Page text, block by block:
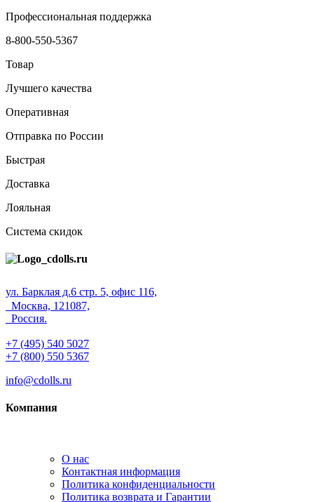
Профессиональная поддержка
8-800-550-5367
Товар
Лучшего качества
Оперативная
Отправка по России
Быстрая
Доставка
Лояльная
Система скидок
ул. Барклая д.6 стр. 5, офис 116,
Москва, 121087,
Россия.
+7 (495) 540 5027
+7 (800) 550 5367
info@cdolls.ru
Компания
О нас
Контактная информация
Политика конфиденциальности
Политика возврата и Гарантии